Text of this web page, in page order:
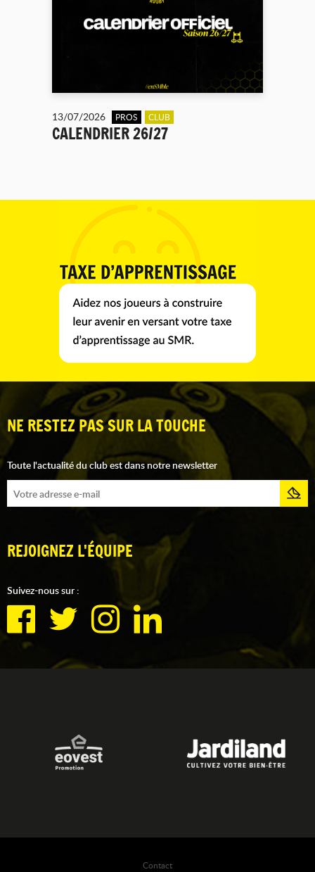
13/07/2026 PROS CLUB
CALENDRIER 26/27
NE RESTEZ PAS SUR LA TOUCHE
Toute l'actualité du club est dans notre newsletter
REJOIGNEZ L'ÉQUIPE
Suivez-nous sur :
Contact